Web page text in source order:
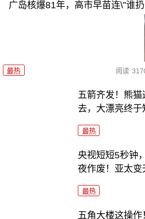
广岛核爆81年，高市早苗连\"谁扔
最热 阅读
五箭齐发！熊
去，大漂亮终于
最热
央视短短5秒钟
夜作废！亚太变
最热
五角大楼这操